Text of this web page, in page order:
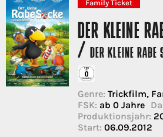
Family Ticket
DER KLEINE
/DER KLEINE RABE
Genre: Trickfilm,
FSK: ab 0 Jahre
Produktionsjahr:
Start: 06.09.2012